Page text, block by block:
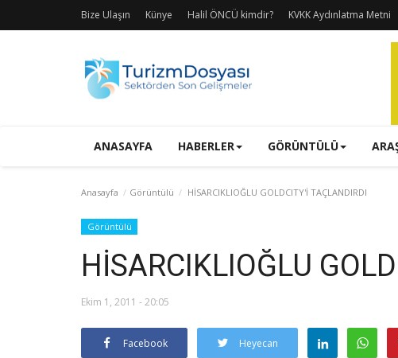
Bize Ulaşın Künye Halil ÖNCÜ kimdir? KVKK Aydınlatma Metni
ANASAYFA HABERLER GÖRÜNTÜLÜ
Anasayfa Görüntülü HİSARCIKLIOĞLU GOLDCITY'İ TAÇLANDIRDI
Görüntülü
HİSARCIKLIOĞLU
Ekim 1, 2011 - 20:05
Facebook Heyecan